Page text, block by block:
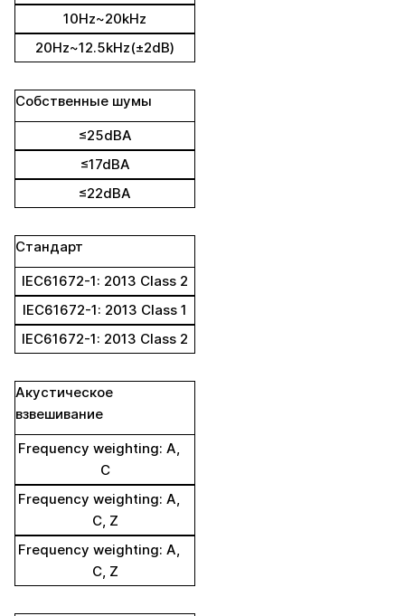
10Hz~20kHz
20Hz~12.5kHz(±2dB)
Собственные шумы
≤25dBA
≤17dBA
≤22dBA
Стандарт
IEC61672-1: 2013 Class 2
IEC61672-1: 2013 Class 1
IEC61672-1: 2013 Class 2
Акустическое
взвешивание
Frequency weighting: A,
C
Frequency weighting: A,
C, Z
Frequency weighting: A,
C, Z